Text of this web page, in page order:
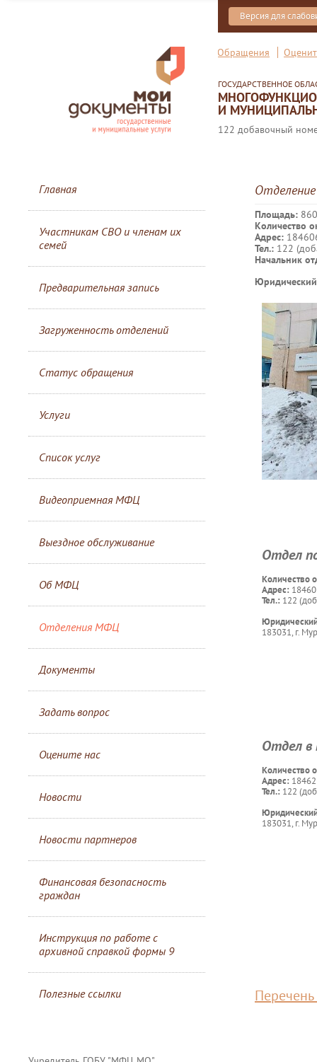
Версия для
Обращения
ГОСУДАРСТВЕННОЕ
И
122 добавочный
Главная
Участникам СВО и членам их
семей
Предварительная запись
Загруженность отделений
Статус обращения
Услуги
Список услуг
Видеоприемная МФЦ
Выездное обслуживание
Об МФЦ
Отделения МФЦ
Документы
Задать вопрос
Оцените нас
Новости
Новости партнеров
Финансовая безопасность
граждан
Инструкция по работе с
архивной справкой формы 9
Полезные ссылки
Площадь:
Количество
Адрес:
Тел.: 122
Начальник
Отдел
Количество
Адрес:
Тел.: 122
183031, г.
Отдел в
Количество
Адрес:
Тел.: 122
183031, г.
Перечень